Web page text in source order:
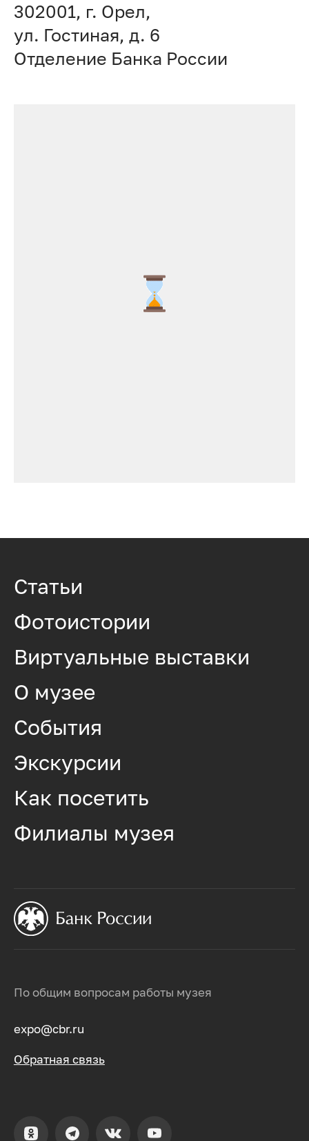
302001, г. Орел,
ул. Гостиная, д. 6
Отделение Банка России
По общим вопросам работы музея
expo@cbr.ru
Обратная связь
Статьи
Фотоистории
Виртуальные выставки
О музее
События
Экскурсии
Как посетить
Филиалы музея